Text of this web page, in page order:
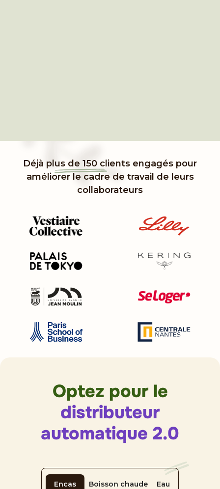
Déjà plus de 150 clients engagés pour
améliorer le cadre de travail de leurs
collaborateurs
Optez pour le
distributeur
automatique 2.0
Encas Boisson chaude Eau